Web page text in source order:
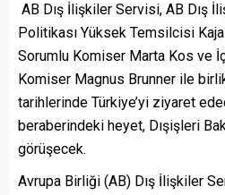
AB Dış İlişkiler Servisi, AB Dış
Politikası Yüksek Temsilcisi
Sorumlu Komiser Marta Kos ve
Komiser Magnus Brunner ile
tarihlerinde Türkiye’yi ziyaret
beraberindeki heyet, Dışişleri
görüşecek.
Avrupa Birliği (AB) Dış İlişkiler